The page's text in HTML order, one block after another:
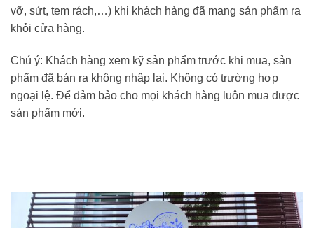
vỡ, sứt, tem rách,…) khi khách hàng đã mang sản phẩm ra
khỏi cửa hàng.
Chú ý: Khách hàng xem kỹ sản phẩm trước khi mua, sản
phẩm đã bán ra không nhập lại. Không có trường hợp
ngoại lệ. Để đảm bảo cho mọi khách hàng luôn mua được
sản phẩm mới.